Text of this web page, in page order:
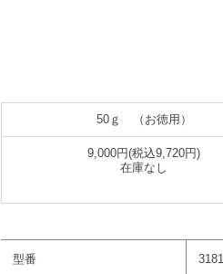
50ｇ （お徳用）
9,000円(税込9,720円)
在庫なし
型番